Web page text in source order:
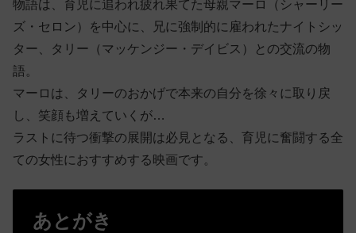
物語は、育児に追われ疲れ果てた母親マーロ（シャーリー
ズ・セロン）を中心に、兄に強制的に雇われたナイトシッ
ター、タリー（マッケンジー・デイビス）との交流の物
語。
マーロは、タリーのおかげで本来の自分を徐々に取り戻
し、笑顔も増えていくが…
ラストに待つ衝撃の展開は必見となる、育児に奮闘する全
ての女性におすすめする映画です。
あとがき